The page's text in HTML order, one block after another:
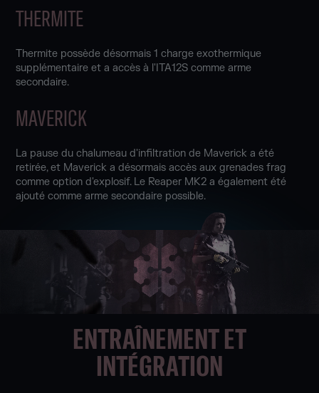
THERMITE
Thermite possède désormais 1 charge exothermique
supplémentaire et a accès à l'ITA12S comme arme
secondaire.
MAVERICK
La pause du chalumeau d'infiltration de Maverick a été
retirée, et Maverick a désormais accès aux grenades frag
comme option d'explosif. Le Reaper MK2 a également été
ajouté comme arme secondaire possible.
ENTRAÎNEMENT ET
INTÉGRATION